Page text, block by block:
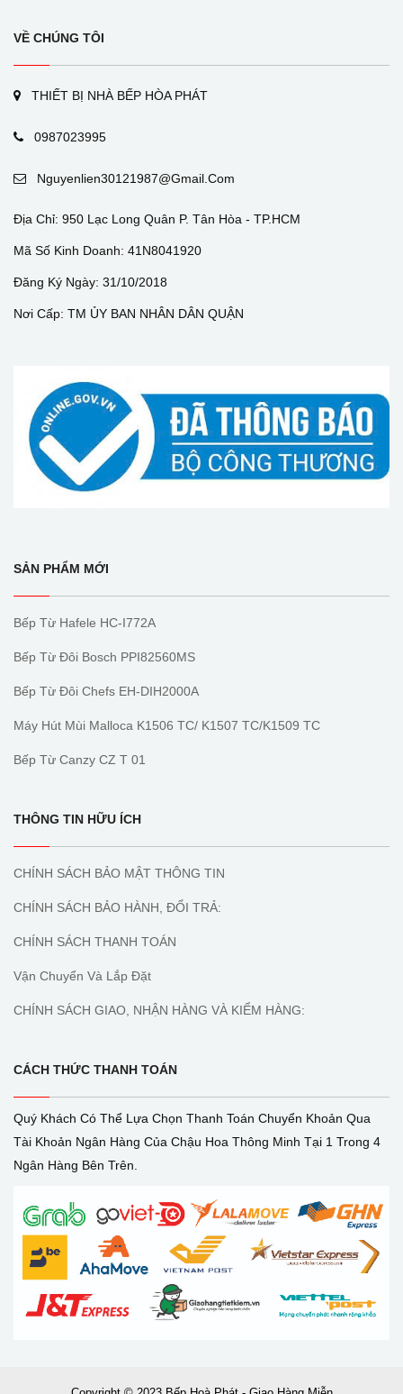
VỀ CHÚNG TÔI
THIẾT BỊ NHÀ BẾP HÒA PHÁT
0987023995
Nguyenlien30121987@gmail.com
Địa Chỉ: 950 Lạc Long Quân P. Tân Hòa - TP.HCM
Mã Số Kinh Doanh: 41N8041920
Đăng Ký Ngày: 31/10/2018
Nơi Cấp: TM ỦY BAN NHÂN DÂN QUẬN
SẢN PHẨM MỚI
Bếp Từ Hafele HC-I772A
Bếp Từ Đôi Bosch PPI82560MS
Bếp Từ Đôi Chefs EH-DIH2000A
Máy Hút Mùi Malloca K1506 TC/ K1507 TC/K1509 TC
Bếp Từ Canzy CZ T 01
THÔNG TIN HỮU ÍCH
CHÍNH SÁCH BẢO MẬT THÔNG TIN
CHÍNH SÁCH BẢO HÀNH, ĐỔI TRẢ:
CHÍNH SÁCH THANH TOÁN
Vận Chuyển Và Lắp Đặt
CHÍNH SÁCH GIAO, NHẬN HÀNG VÀ KIỂM HÀNG:
CÁCH THỨC THANH TOÁN
Quý Khách Có Thể Lựa Chọn Thanh Toán Chuyển Khoản Qua
Tài Khoản Ngân Hàng Của Chậu Hoa Thông Minh Tại 1 Trong 4
Ngân Hàng Bên Trên.